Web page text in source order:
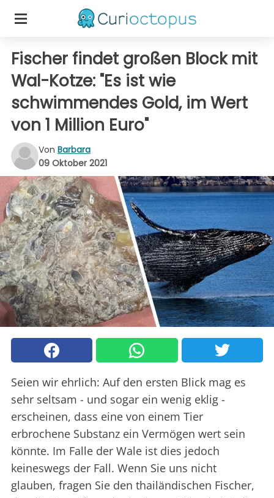
Fischer findet großen Block mit
Wal-Kotze: "Es ist wie
schwimmendes Gold, im Wert
von 1 Million Euro"
Von Barbara
09 Oktober 2021
Seien wir ehrlich: Auf den ersten Blick mag es
sehr seltsam - und sogar ein wenig eklig -
erscheinen, dass eine von einem Tier
erbrochene Substanz ein Vermögen wert sein
könnte. Im Falle der Wale ist dies jedoch
keineswegs der Fall. Wenn Sie uns nicht
glauben, fragen Sie den thailändischen Fischer,